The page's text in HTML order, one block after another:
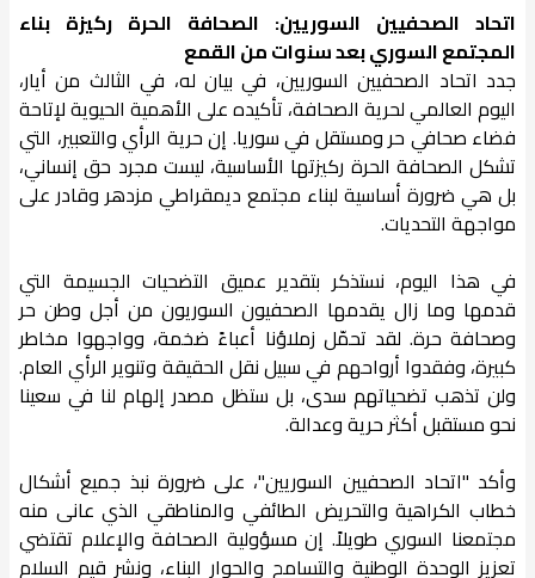
اتحاد الصحفيين السوريين: الصحافة الحرة ركيزة بناء
المجتمع السوري بعد سنوات من القمع
جدد اتحاد الصحفيين السوريين، في بيان له، في الثالث من أيار،
اليوم العالمي لحرية الصحافة، تأكيده على الأهمية الحيوية لإتاحة
فضاء صحافي حر ومستقل في سوريا. إن حرية الرأي والتعبير، التي
تشكل الصحافة الحرة ركيزتها الأساسية، ليست مجرد حق إنساني،
بل هي ضرورة أساسية لبناء مجتمع ديمقراطي مزدهر وقادر على
مواجهة التحديات.
في هذا اليوم، نستذكر بتقدير عميق التضحيات الجسيمة التي
قدمها وما زال يقدمها الصحفيون السوريون من أجل وطن حر
وصحافة حرة. لقد تحمّل زملاؤنا أعباءً ضخمة، وواجهوا مخاطر
كبيرة، وفقدوا أرواحهم في سبيل نقل الحقيقة وتنوير الرأي العام.
ولن تذهب تضحياتهم سدى، بل ستظل مصدر إلهام لنا في سعينا
نحو مستقبل أكثر حرية وعدالة.
وأكد "اتحاد الصحفيين السوريين"، على ضرورة نبذ جميع أشكال
خطاب الكراهية والتحريض الطائفي والمناطقي الذي عانى منه
مجتمعنا السوري طويلاً. إن مسؤولية الصحافة والإعلام تقتضي
تعزيز الوحدة الوطنية والتسامح والحوار البناء، ونشر قيم السلام